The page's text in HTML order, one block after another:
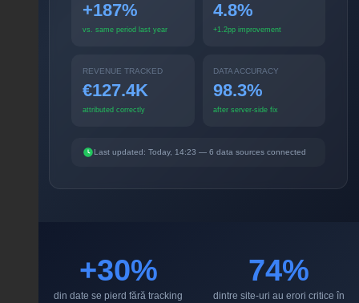
+187%
vs. same period last year
4.8%
+1.2pp improvement
REVENUE TRACKED
€127.4K
attributed correctly
DATA ACCURACY
98.3%
after server-side fix
Last updated: Today, 14:23 — 6 data sources connected
+30%
din date se pierd fără tracking
74%
dintre site-uri au erori critice în